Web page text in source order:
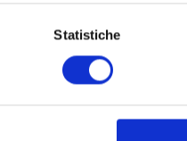
Statistiche